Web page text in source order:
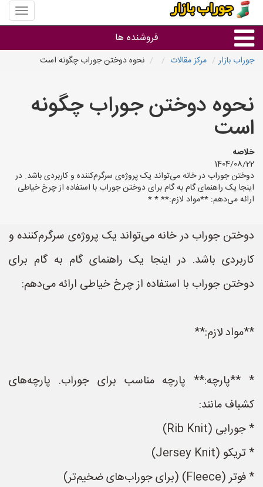
منوی
سایت
بازار
فروشنده ها
استان ها
جوراب بازار مرکز مقالات نحوه دوختن جوراب چگونه است
نحوه دوختن جوراب چگونه
است
خلاصه
1404/08/22
دوختن جوراب در خانه می‌تواند یک پروژه‌ی سرگرم‌کننده و کاربردی باشد. در
اینجا یک راهنمای گام به گام برای دوختن جوراب با استفاده از چرخ خیاطی
ارائه می‌دهم: **مواد لازم:** * *
دوختن جوراب در خانه می‌تواند یک پروژه‌ی سرگرم‌کننده و
کاربردی باشد. در اینجا یک راهنمای گام به گام برای
دوختن جوراب با استفاده از چرخ خیاطی ارائه می‌دهم:
**مواد لازم:**
* **پارچه:** پارچه مناسب برای جوراب. پارچه‌های
کشباف مانند:
* جورابی (Rib Knit)
* تریکو (Jersey Knit)
* فوتر (Fleece) (برای جوراب‌های ضخیم‌تر)